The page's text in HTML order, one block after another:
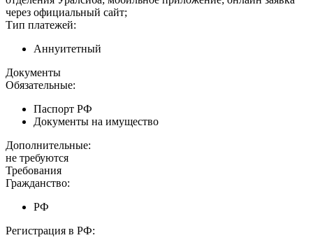
через официальный сайт;
Тип платежей:
Аннуитетный
Документы
Обязательные:
Паспорт РФ
Документы на имущество
Дополнительные:
не требуются
Требования
Гражданство:
РФ
Регистрация в РФ: